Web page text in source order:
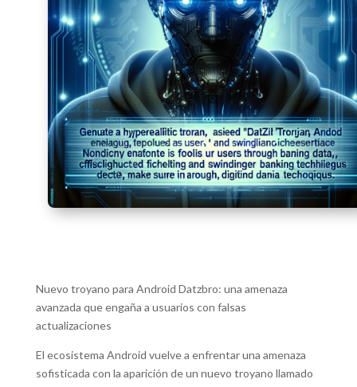
Nuevo troyano para Android Datzbro: una amenaza
avanzada que engaña a usuarios con falsas
actualizaciones
El ecosistema Android vuelve a enfrentar una amenaza
sofisticada con la aparición de un nuevo troyano llamado